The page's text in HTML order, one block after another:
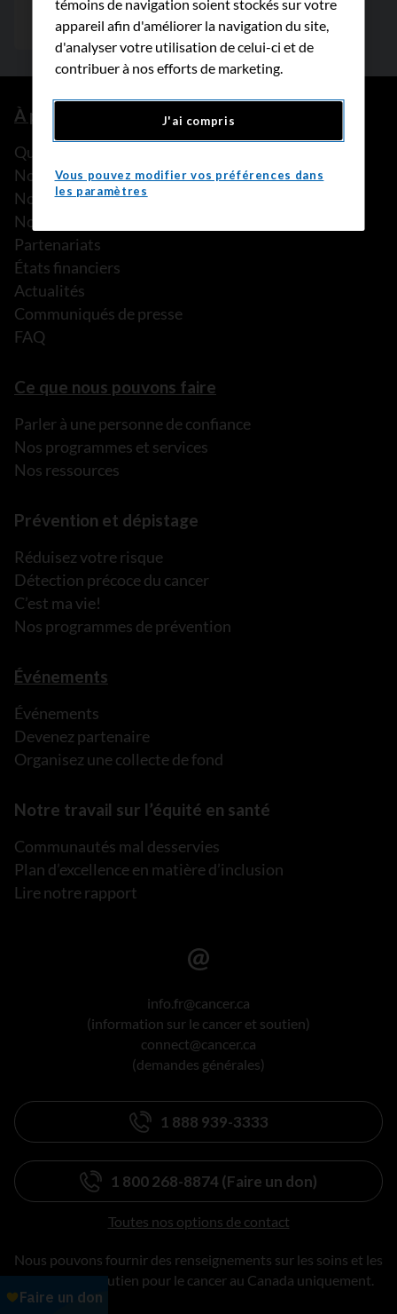
À propos de nous
Que faisons-nous?
Notre histoire
Nos histoires
Notre équipe
Partenariats
États financiers
Actualités
Communiqués de presse
FAQ
Ce que nous pouvons faire
Parler à une personne de confiance
Nos programmes et services
Nos ressources
Prévention et dépistage
Réduisez votre risque
Détection précoce du cancer
C’est ma vie!
Nos programmes de prévention
Événements
Événements
Devenez partenaire
Organisez une collecte de fond
Notre travail sur l’équité en santé
Communautés mal desservies
Plan d’excellence en matière d’inclusion
Lire notre rapport
info.fr@cancer.ca
(information sur le cancer et soutien)
connect@cancer.ca
(demandes générales)
1 888 939-3333
1 800 268-8874 (Faire un don)
Toutes nos options de contact
Nous pouvons fournir des renseignements sur les soins et les
services de soutien pour le cancer au Canada uniquement.
témoins de navigation soient stockés sur votre
appareil afin d'améliorer la navigation du site,
d'analyser votre utilisation de celui-ci et de
contribuer à nos efforts de marketing.
J'ai compris
Vous pouvez modifier vos préférences dans
les paramètres